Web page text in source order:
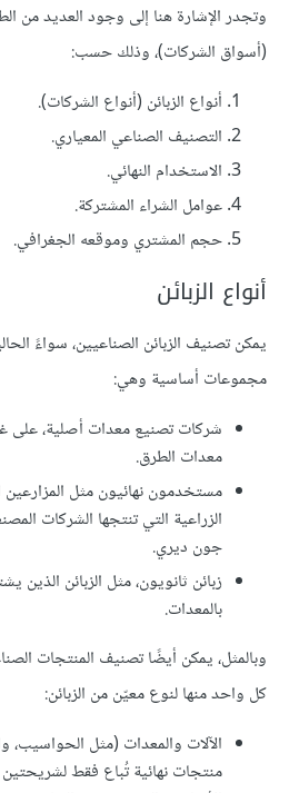
وتجدر الإشارة هنا إلى وجود العديد من
(أسواق الشركات)، وذلك حسب:
أنواع الزبائن (أنواع الشركات).
التصنيف الصناعي المعياري.
الاستخدام النهائي.
عوامل الشراء المشتركة.
حجم المشتري وموقعه الجغرافي.
أنواع الزبائن
يمكن تصنيف الزبائن الصناعيين، سواءً
مجموعات أساسية وهي:
شركات تصنيع معدات أصلية، على
معدات الطرق.
مستخدمون نهائيون مثل
الزراعية التي تنتجها الشركات
جون ديري.
زبائن ثانويون، مثل الزبائن الذين
بالمعدات.
وبالمثل، يمكن أيضًا تصنيف المنتجات
كل واحد منها لنوع معيّن من الزبائن:
الآلات والمعدات (مثل الحواسيب،
منتجات نهائية تُباع فقط